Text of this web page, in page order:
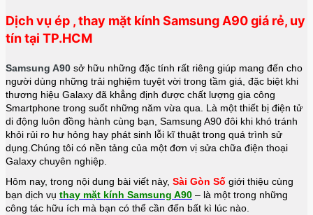
Dịch vụ ép , thay mặt kính Samsung A90giá rẻ, uy
tín tại TP.HCM
Samsung A90 sở hữu những đặc tính rất riêng giúp mang đến cho
người dùng những trải nghiệm tuyệt vời trong tầm giá, đặc biệt khi
thương hiệu Galaxy đã khẳng định được chất lượng gia công
Smartphone trong suốt những năm vừa qua. Là một thiết bị điện tử
di động luôn đồng hành cùng bạn, Samsung A90 đôi khi khó tránh
khỏi rủi ro hư hỏng hay phát sinh lỗi kĩ thuật trong quá trình sử
dụng.Chúng tôi có nền tảng của một đơn vị sửa chữa điện thoại
Galaxy chuyên nghiệp.
Hôm nay, trong nội dung bài viết này, Sài Gòn Số giới thiệu cùng
bạn dịch vụ thay mặt kính Samsung A90 – là một trong những
công tác hữu ích mà bạn có thể cần đến bất kì lúc nào.